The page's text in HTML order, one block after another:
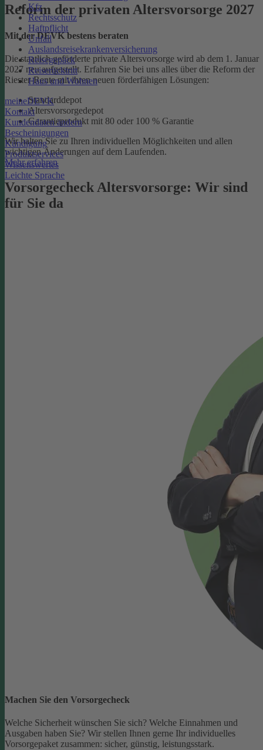
Kfz
Rechtsschutz
Haftpflicht
Unfall
Auslandsreisekrankenversicherung
Reisegepäck
Reiserücktritt
Haus und Wohnen
meineDEVK
Kontakt
Kundendaten ändern
Bescheinigungen
Kündigung
Produktservices
Wissenswertes
Leichte Sprache
Reform der privaten Altersvorsorge 2027
Mit der DEVK bestens beraten
Die staatlich geförderte private Altersvorsorge wird ab dem 1. Januar
2027 neu aufgestellt. Erfahren Sie bei uns alles über die Reform der
Riester-Rente mit ihren neuen förderfähigen Lösungen:
Standarddepot
Altersvorsorgedepot
Garantieprodukt mit 80 oder 100 % Garantie
Wir halten Sie zu Ihren individuellen Möglichkeiten und allen
wichtigen Änderungen auf dem Laufenden.
Mehr erfahren
Vorsorgecheck Altersvorsorge:­ Wir sind
für Sie da
Machen Sie den Vorsorgecheck
Welche Sicherheit wünschen Sie sich? Welche Einnahmen und
Ausgaben haben Sie? Wir stellen Ihnen gerne Ihr individuelles
Vorsorgepaket zusammen: sicher, günstig, leistungsstark.